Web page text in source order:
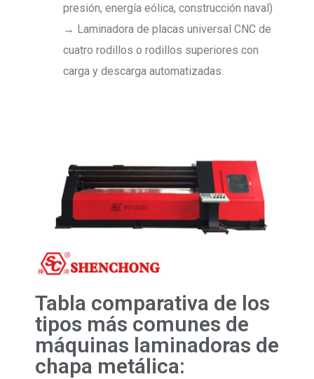
presión, energía eólica, construcción naval)
→ Laminadora de placas universal CNC de
cuatro rodillos o rodillos superiores con
carga y descarga automatizadas.
Tabla comparativa de los
tipos más comunes de
máquinas laminadoras de
chapa metálica: